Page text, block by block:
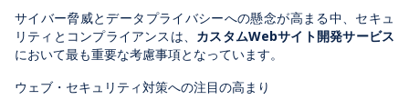
サイバー脅威とデータプライバシーへの懸念が高まる中、セキュ
リティとコンプライアンスは、 カスタムWebサイト開発サービス
において最も重要な考慮事項となっています。
ウェブ・セキュリティ対策への注目の高まり